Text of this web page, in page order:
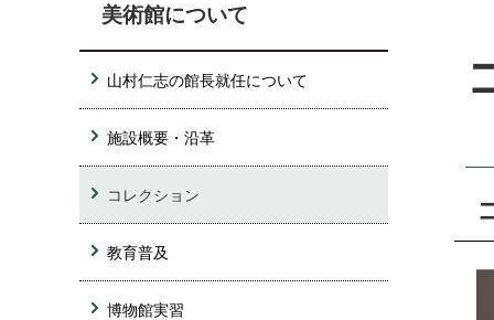
美術館について
山村仁志の館長就任について
施設概要・沿革
コレクション
教育普及
博物館実習